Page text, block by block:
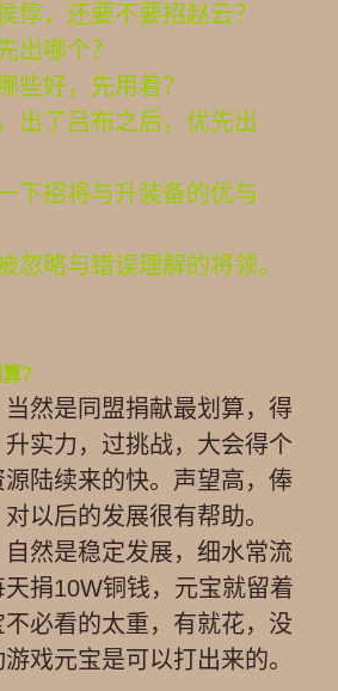
惇，还要不要招赵云？
出哪个？
些好，先用着？
出了吕布之后，优先出
下招将与升装备的优与
忽略与错误理解的将领。
？
然是同盟捐献最划算，得
实力，过挑战，大会得个
陆续来的快。声望高，俸
以后的发展很有帮助。
然是稳定发展，细水常流
捐10W铜钱，元宝就留着
必看的太重，有就花，没
戏元宝是可以打出来的。